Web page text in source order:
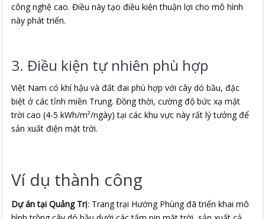
công nghệ cao. Điều này tạo điều kiện thuận lợi cho mô hình
này phát triển.
3. Điều kiện tự nhiên phù hợp
Việt Nam có khí hậu và đất đai phù hợp với cây dó bầu, đặc
biệt ở các tỉnh miền Trung. Đồng thời, cường độ bức xạ mặt
trời cao (4-5 kWh/m²/ngày) tại các khu vực này rất lý tưởng để
sản xuất điện mặt trời.
Ví dụ thành công
Dự án tại Quảng Trị: Trang trại Hướng Phùng đã triển khai mô